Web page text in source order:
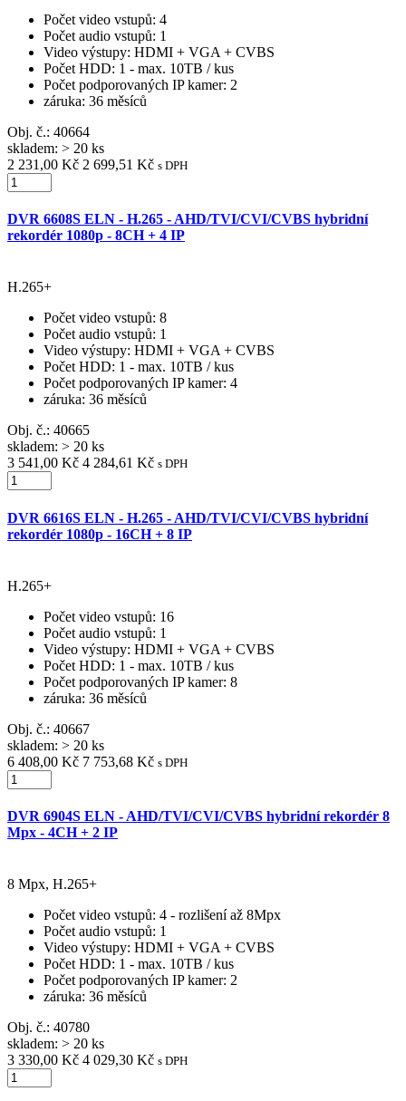
Počet video vstupů: 4
Počet audio vstupů: 1
Video výstupy: HDMI + VGA + CVBS
Počet HDD: 1 - max. 10TB / kus
Počet podporovaných IP kamer: 2
záruka: 36 měsíců
Obj. č.: 40664
skladem: > 20 ks
2 231,00 Kč 2 699,51 Kč s DPH
DVR 6608S ELN - H.265 - AHD/TVI/CVI/CVBS hybridní
rekordér 1080p - 8CH + 4 IP
H.265+
Počet video vstupů: 8
Počet audio vstupů: 1
Video výstupy: HDMI + VGA + CVBS
Počet HDD: 1 - max. 10TB / kus
Počet podporovaných IP kamer: 4
záruka: 36 měsíců
Obj. č.: 40665
skladem: > 20 ks
3 541,00 Kč 4 284,61 Kč s DPH
DVR 6616S ELN - H.265 - AHD/TVI/CVI/CVBS hybridní
rekordér 1080p - 16CH + 8 IP
H.265+
Počet video vstupů: 16
Počet audio vstupů: 1
Video výstupy: HDMI + VGA + CVBS
Počet HDD: 1 - max. 10TB / kus
Počet podporovaných IP kamer: 8
záruka: 36 měsíců
Obj. č.: 40667
skladem: > 20 ks
6 408,00 Kč 7 753,68 Kč s DPH
DVR 6904S ELN - AHD/TVI/CVI/CVBS hybridní rekordér 8
Mpx - 4CH + 2 IP
8 Mpx, H.265+
Počet video vstupů: 4 - rozlišení až 8Mpx
Počet audio vstupů: 1
Video výstupy: HDMI + VGA + CVBS
Počet HDD: 1 - max. 10TB / kus
Počet podporovaných IP kamer: 2
záruka: 36 měsíců
Obj. č.: 40780
skladem: > 20 ks
3 330,00 Kč 4 029,30 Kč s DPH